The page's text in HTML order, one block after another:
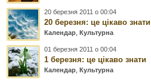
20 березня 2011 о 00:04
20 березня: це цікаво знати
Календар Культурна
01 березня 2011 о 00:04
1 березня: це цікаво знати
Календар Культурна